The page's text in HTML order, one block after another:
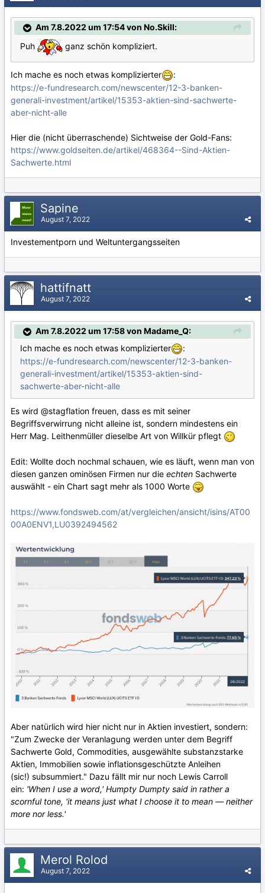
Am 7.8.2022 um 17:54 von No.Skill:
Puh
ganz schön kompliziert.
Ich mache es noch etwas komplizierter
:
https://e-fundresearch.com/newscenter/12-3-banken-
generali-investment/artikel/15353-aktien-sind-sachwerte-
aber-nicht-alle
Hier die (nicht überraschende) Sichtweise der Gold-Fans:
https://www.goldseiten.de/artikel/468364--Sind-Aktien-
Sachwerte.html
Sapine
August 7, 2022
Investementporn und Weltuntergangsseiten
hattifnatt
August 7, 2022
Am 7.8.2022 um 17:58 von Madame_Q:
Ich mache es noch etwas komplizierter
:
https://e-fundresearch.com/newscenter/12-3-banken-
generali-investment/artikel/15353-aktien-sind-
sachwerte-aber-nicht-alle
Es wird @stagflation freuen, dass es mit seiner
Begriffsverwirrung nicht alleine ist, sondern mindestens ein
Herr Mag. Leithenmüller dieselbe Art von Willkür pflegt
Edit: Wollte doch nochmal schauen, wie es läuft, wenn man von
diesen ganzen ominösen Firmen nur die echten Sachwerte
auswählt - ein Chart sagt mehr als 1000 Worte
https://www.fondsweb.com/at/vergleichen/ansicht/isins/AT00
00A0ENV1,LU0392494562
Aber natürlich wird hier nicht nur in Aktien investiert, sondern:
"Zum Zwecke der Veranlagung werden unter dem Begriff
Sachwerte Gold, Commodities, ausgewählte substanzstarke
Aktien, Immobilien sowie inflationsgeschützte Anleihen
(sic!) subsummiert." Dazu fällt mir nur noch Lewis Carroll
ein: 'When I use a word,' Humpty Dumpty said in rather a
scornful tone, 'it means just what I choose it to mean — neither
more nor less.'
Merol Rolod
August 7, 2022